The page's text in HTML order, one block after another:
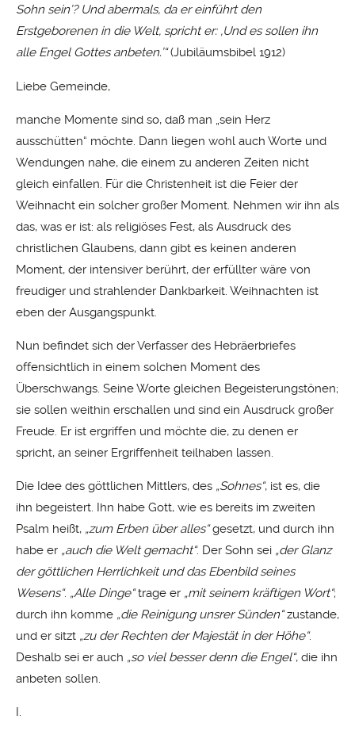
Sohn sein’? Und abermals, da er einführt den
Erstgeborenen in die Welt, spricht er: ‚Und es sollen ihn
alle Engel Gottes anbeten.’“(Jubiläumsbibel 1912)
Liebe Gemeinde,
manche Momente sind so, daß man „sein Herz
ausschütten“ möchte. Dann liegen wohl auch Worte und
Wendungen nahe, die einem zu anderen Zeiten nicht
gleich einfallen. Für die Christenheit ist die Feier der
Weihnacht ein solcher großer Moment. Nehmen wir ihn als
das, was er ist: als religiöses Fest, als Ausdruck des
christlichen Glaubens, dann gibt es keinen anderen
Moment, der intensiver berührt, der erfüllter wäre von
freudiger und strahlender Dankbarkeit. Weihnachten ist
eben der Ausgangspunkt.
Nun befindet sich der Verfasser des Hebräerbriefes
offensichtlich in einem solchen Moment des
Überschwangs. Seine Worte gleichen Begeisterungstönen;
sie sollen weithin erschallen und sind ein Ausdruck großer
Freude. Er ist ergriffen und möchte die, zu denen er
spricht, an seiner Ergriffenheit teilhaben lassen.
Die Idee des göttlichen Mittlers, des „Sohnes“, ist es, die
ihn begeistert. Ihn habe Gott, wie es bereits im zweiten
Psalm heißt, „zum Erben über alles“gesetzt, und durch ihn
habe er „auch die Welt gemacht“. Der Sohn sei „der Glanz
der göttlichen Herrlichkeit und das Ebenbild seines
Wesens“. „Alle Dinge“trage er „mit seinem kräftigen Wort“;
durch ihn komme „die Reinigung unsrer Sünden“zustande,
und er sitzt „zu der Rechten der Majestät in der Höhe“.
Deshalb sei er auch „so viel besser denn die Engel“, die ihn
anbeten sollen.
I.